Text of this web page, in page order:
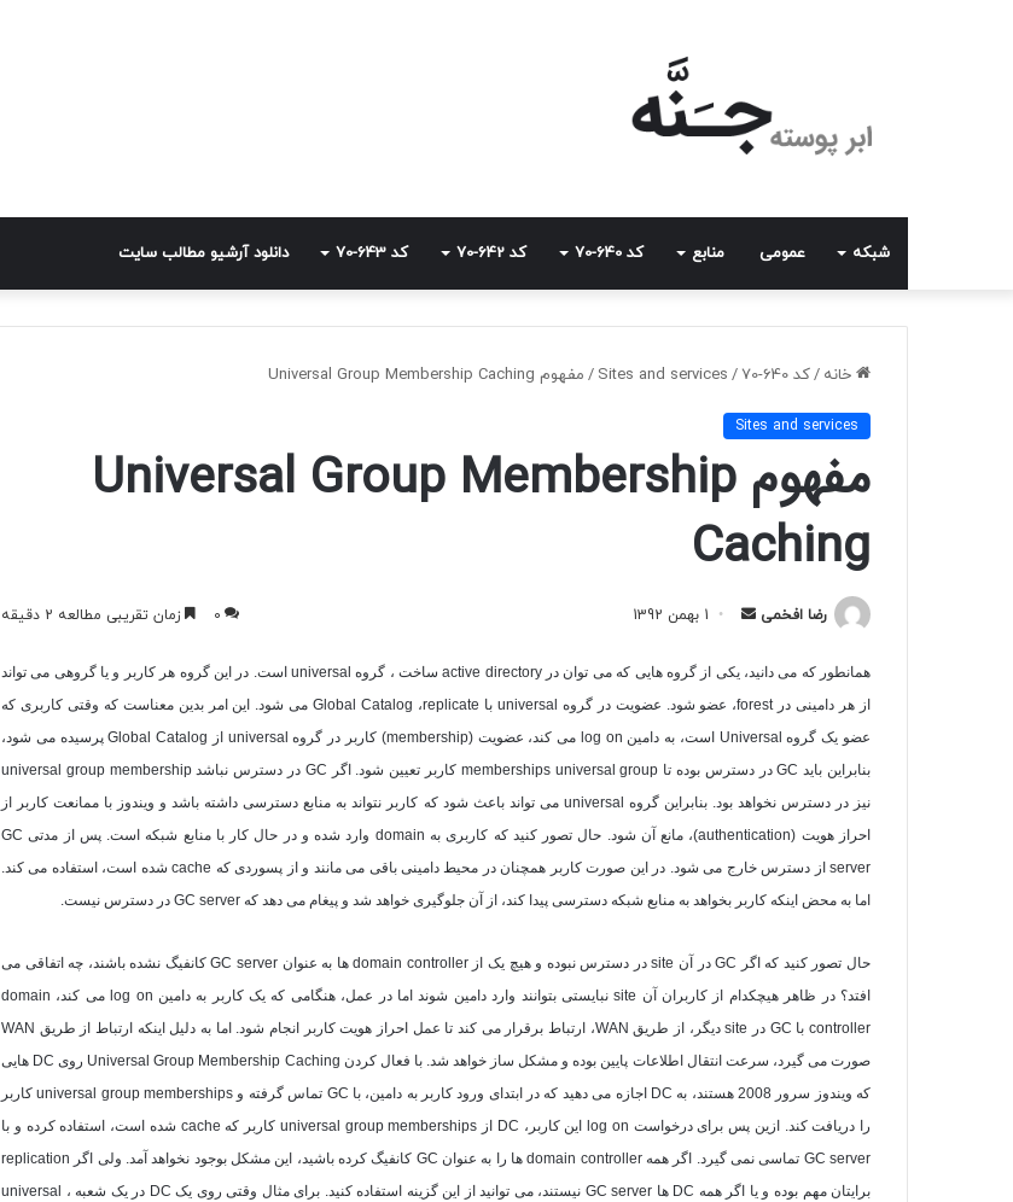
شبکه عمومی منابع کد 640-70 کد 642-70 کد 643-70 دانلود آرشیو مطالب سایت
خانه /کد 640-70 /
Sites and services
/ مفهوم Universal Group Membership Caching
Sites and services
مفهوم Universal Group Membership
Caching
رضا افخمی
ارسال
ایمیل
1 بهمن 1392 0 زمان تقریبی مطالعه 2 دقیقه
همانطور که می دانید، یکی از گروه هایی که می توان درactive directoryساخت ، گروه universal است. در این گروه هر کاربر و یا گروهی می تواند
از هر دامینی در forest، عضو شود. عضویت در گروه universal با replicate، Global Catalogمی شود. این امر بدین معناست که وقتی کاربری که
عضو یک گروه Universal است، به دامین log on می کند، عضویت (membership) کاربر در گروه universal از Global Catalogپرسیده می شود،
بنابراین باید GCدر دسترس بوده تا universal group
memberships کاربر تعیین شود. اگر GC در دسترس نباشدuniversal group membership
نیز در دسترس نخواهد بود. بنابراین گروه universal می تواند باعث شود که کاربر نتواند به منابع دسترسی داشته باشد و ویندوز با ممانعت کاربر از
احراز هویت (authentication)، مانع آن شود. حال تصور کنید که کاربری به domain وارد شده و در حال کار با منابع شبکه است. پس از مدتی GC
serverاز دسترس خارج می شود. در این صورت کاربر همچنان در محیط دامینی باقی می مانند و از پسوردی که cacheشده است، استفاده می کند.
اما به محض اینکه کاربر بخواهد به منابع شبکه دسترسی پیدا کند، از آن جلوگیری خواهد شد و پیغام می دهد که GC server در دسترس نیست.
حال تصور کنید که اگر GCدر آن siteدر دسترس نبوده و هیچ یک ازdomain controllerها به عنوان GC serverکانفیگ نشده باشند، چه اتفاقی می
افتد؟ در ظاهر هیچکدام از کاربران آن siteنبایستی بتوانند وارد دامین شوند اما در عمل، هنگامی که یک کاربر به دامین log onمی کند، domain
controllerبا GC در siteدیگر، از طریق WAN، ارتباط برقرار می کند تا عمل احراز هویت کاربر انجام شود. اما به دلیل اینکه ارتباط از طریق WAN
صورت می گیرد، سرعت انتقال اطلاعات پایین بوده و مشکل ساز خواهد شد. با فعال کردن Universal Group Membership Caching روی DC هایی
که ویندوز سرور 2008 هستند، به
DC اجازه می دهید که در ابتدای ورود کاربر به دامین، با GC تماس گرفته و universal group membershipsکاربر
را دریافت کند. ازین پس برای درخواست log on این کاربر، DC از universal group memberships کاربر که cache شده است، استفاده کرده و با
GC server تماسی نمی گیرد. اگر همهdomain controllerها را به عنوان GC کانفیگ کرده باشید، این مشکل بوجود نخواهد آمد. ولی اگر replication
برایتان مهم بوده و یا اگر همه DC ها GC server نیستند، می توانید از این گزینه استفاده کنید. برای مثال وقتی روی یک DC در یک شعبه ، universal